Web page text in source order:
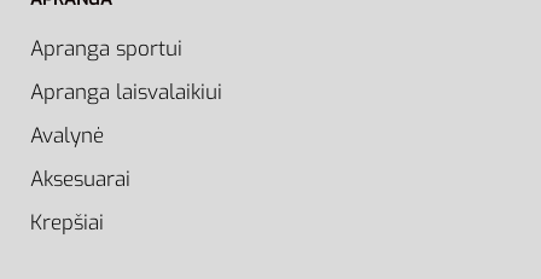
Apranga sportui
Apranga laisvalaikiui
Avalynė
Aksesuarai
Krepšiai